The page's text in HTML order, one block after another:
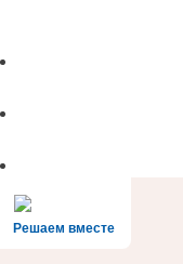
Решаем вместе